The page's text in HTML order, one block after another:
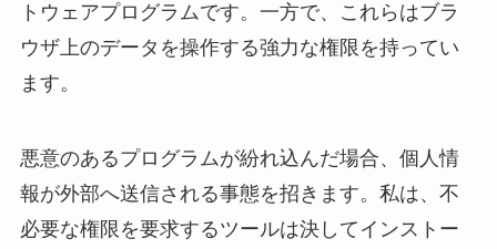
トウェアプログラムです。一方で、これらはブラ
ウザ上のデータを操作する強力な権限を持ってい
ます。
悪意のあるプログラムが紛れ込んだ場合、個人情
報が外部へ送信される事態を招きます。私は、不
必要な権限を要求するツールは決してインストー